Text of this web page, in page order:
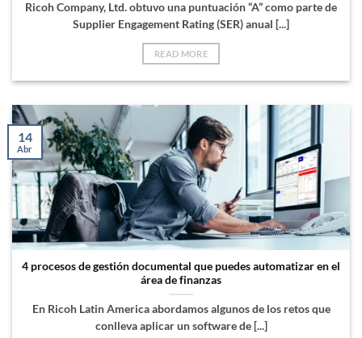
Ricoh Company, Ltd. obtuvo una puntuación “A” como parte de
Supplier Engagement Rating (SER) anual [...]
READ MORE
4 procesos de gestión documental que puedes automatizar en el
área de finanzas
En Ricoh Latin America abordamos algunos de los retos que
conlleva aplicar un software de [...]
14
Abr